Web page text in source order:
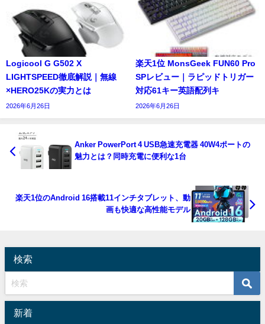
Logicool G G502 X
LIGHTSPEED徹底解説｜無線
×HERO25Kの実力とは
2026年6月26日
楽天1位 MonsGeek FUN60 Pro
SPレビュー｜ラピッドトリガー
対応61キー英語配列キ
2026年6月26日
Anker PowerPort 4 USB急速充電器 40W4ポートの
魅力とは？同時充電に便利な1台
楽天1位のAndroid 16搭載11インチタブレット、動
画も快適な高性能モデル
検索
新着